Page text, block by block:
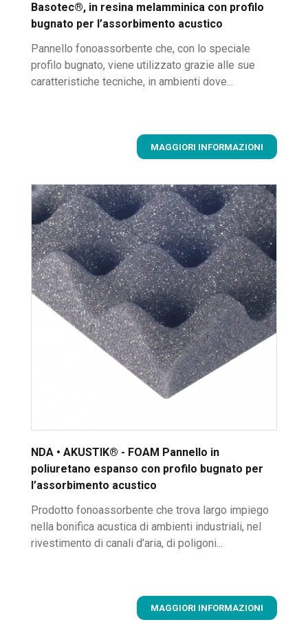
Basotec®, in resina melamminica con profilo
bugnato per l’assorbimento acustico
Pannello fonoassorbente che, con lo speciale
profilo bugnato, viene utilizzato grazie alle sue
caratteristiche tecniche, in ambienti dove...
MAGGIORI INFORMAZIONI
NDA • AKUSTIK® - FOAM Pannello in
poliuretano espanso con profilo bugnato per
l’assorbimento acustico
Prodotto fonoassorbente che trova largo impiego
nella bonifica acustica di ambienti industriali, nel
rivestimento di canali d’aria, di poligoni...
MAGGIORI INFORMAZIONI